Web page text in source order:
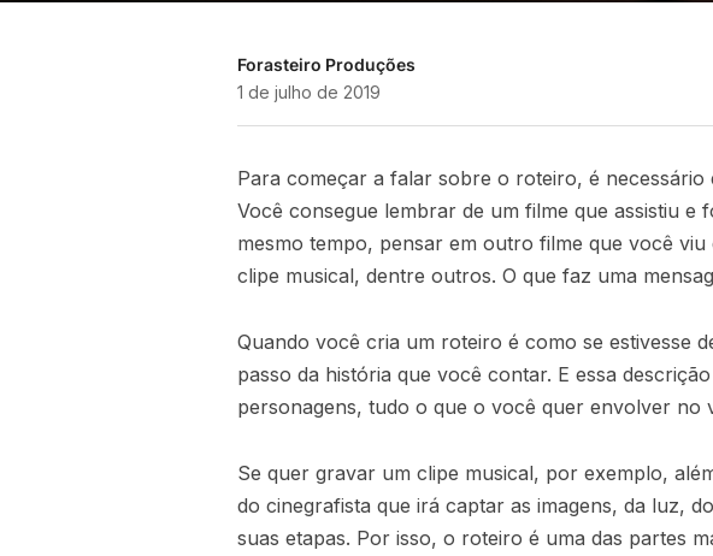
Forasteiro Produções
1 de julho de 2019
Para começar a falar sobre o roteiro, é necessário
Você consegue lembrar de um filme que assistiu
mesmo tempo, pensar em outro filme que você viu
clipe musical, dentre outros. O que faz uma
Quando você cria um roteiro é como se estivesse
passo da história que você contar. E essa
personagens, tudo o que o você quer envolver no
Se quer gravar um clipe musical, por exemplo,
do cinegrafista que irá captar as imagens, da luz,
suas etapas. Por isso, o roteiro é uma das partes